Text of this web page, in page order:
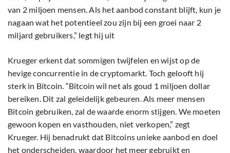
van 2 miljoen mensen. Als het aanbod constant blijft, kun je
nagaan wat het potentieel zou zijn bij een groei naar 2
miljard gebruikers,” legt hij uit
Krueger erkent dat sommigen twijfelen en wijst op de
hevige concurrentie in de cryptomarkt. Toch gelooft hij
sterk in Bitcoin. “Bitcoin wil net als goud 1 miljoen dollar
bereiken. Dit zal geleidelijk gebeuren. Als meer mensen
Bitcoin gebruiken, zal de waarde enorm stijgen. We moeten
gewoon kopen en vasthouden, niet verkopen,” zegt
Krueger. Hij benadrukt dat Bitcoins unieke aanbod en doel
het onderscheiden, waardoor het meer gebruikt en